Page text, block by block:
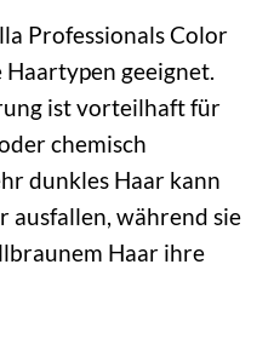
Professionals Color
Haartypen geeignet.
ist vorteilhaft für
chemisch
dunkles Haar kann
ausfallen, während sie
Haar ihre